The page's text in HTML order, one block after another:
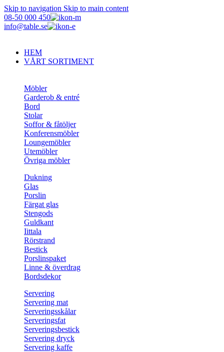
Skip to navigation Skip to main content
08-50 000 450
info@table.se
HEM
VÅRT SORTIMENT
Möbler
Garderob & entré
Bord
Stolar
Soffor & fåtöljer
Konferensmöbler
Loungemöbler
Utemöbler
Övriga möbler
Dukning
Glas
Porslin
Färgat glas
Stengods
Guldkant
Iittala
Rörstrand
Bestick
Porslinspaket
Linne & överdrag
Bordsdekor
Servering
Servering mat
Serveringsskålar
Serveringsfat
Serveringsbestick
Servering dryck
Servering kaffe